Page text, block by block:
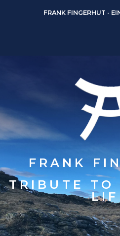
FRANK FINGERHUT -
FRANK
TRIBUTE TO